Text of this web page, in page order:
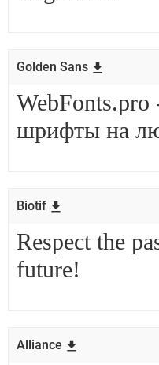
Golden Sans
Biotif
Alliance